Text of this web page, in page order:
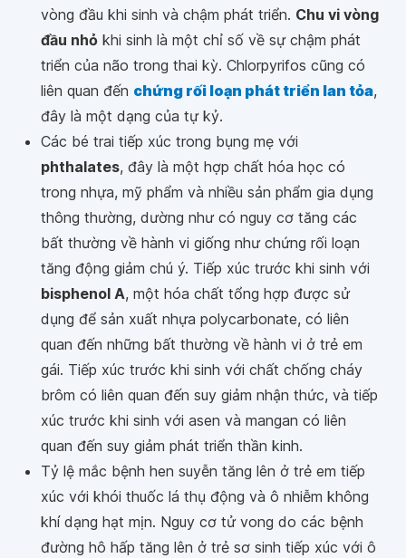
vòng đầu khi sinh và chậm phát triển. Chu vi vòng
đầu nhỏ khi sinh là một chỉ số về sự chậm phát
triển của não trong thai kỳ. Chlorpyrifos cũng có
liên quan đến chứng rối loạn phát triển lan tỏa,
đây là một dạng của tự kỷ.
Các bé trai tiếp xúc trong bụng mẹ với
phthalates, đây là một hợp chất hóa học có
trong nhựa, mỹ phẩm và nhiều sản phẩm gia dụng
thông thường, dường như có nguy cơ tăng các
bất thường về hành vi giống như chứng rối loạn
tăng động giảm chú ý. Tiếp xúc trước khi sinh với
bisphenol A, một hóa chất tổng hợp được sử
dụng để sản xuất nhựa polycarbonate, có liên
quan đến những bất thường về hành vi ở trẻ em
gái. Tiếp xúc trước khi sinh với chất chống cháy
brôm có liên quan đến suy giảm nhận thức, và tiếp
xúc trước khi sinh với asen và mangan có liên
quan đến suy giảm phát triển thần kinh.
Tỷ lệ mắc bệnh hen suyễn tăng lên ở trẻ em tiếp
xúc với khói thuốc lá thụ động và ô nhiễm không
khí dạng hạt mịn. Nguy cơ tử vong do các bệnh
đường hô hấp tăng lên ở trẻ sơ sinh tiếp xúc với ô